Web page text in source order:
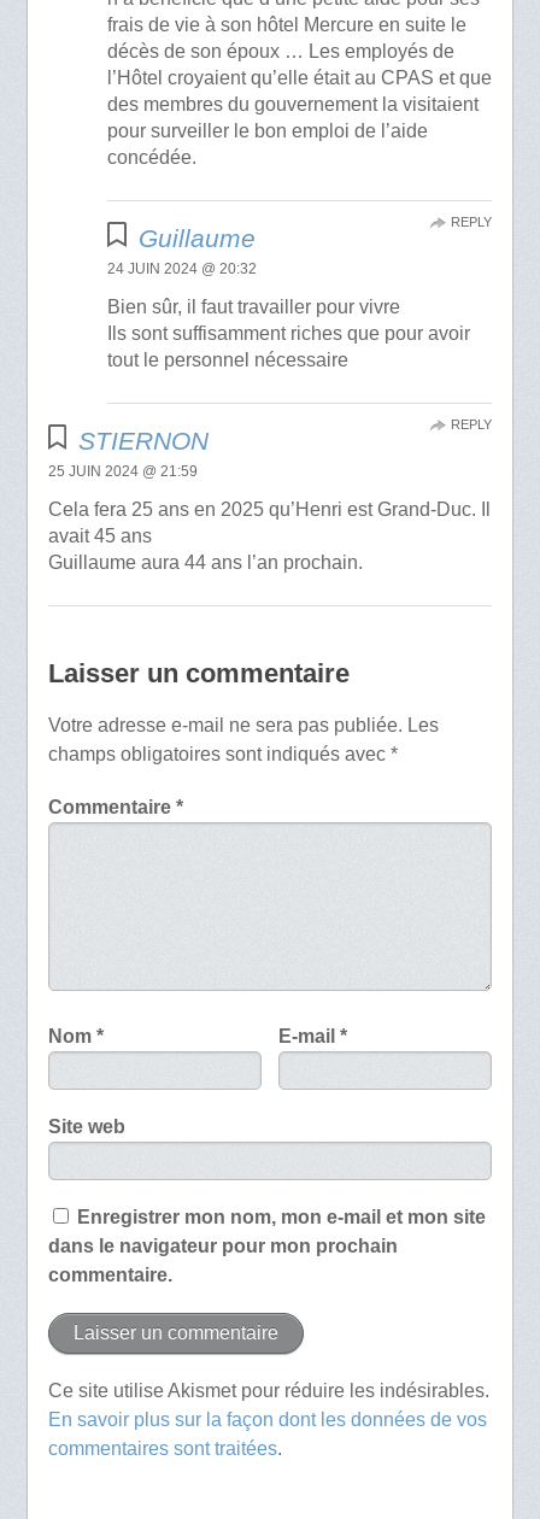
frais de vie à son hôtel Mercure en suite le
décès de son époux … Les employés de
l’Hôtel croyaient qu’elle était au CPAS et que
des membres du gouvernement la visitaient
pour surveiller le bon emploi de l’aide
concédée.
Guillaume
24 JUIN 2024 @ 20:32
Bien sûr, il faut travailler pour vivre
Ils sont suffisamment riches que pour avoir
tout le personnel nécessaire
REPLY
STIERNON
25 JUIN 2024 @ 21:59
Cela fera 25 ans en 2025 qu’Henri est Grand-Duc. Il
avait 45 ans
Guillaume aura 44 ans l’an prochain.
REPLY
Laisser un commentaire
Votre adresse e-mail ne sera pas publiée. Les
champs obligatoires sont indiqués avec *
Commentaire *
Nom * E-mail*
Site web
Enregistrer mon nom, mon e-mail et mon site
dans le navigateur pour mon prochain
commentaire.
Ce site utilise Akismet pour réduire les indésirables.
En savoir plus sur la façon dont les données de vos
commentaires sont traitées.